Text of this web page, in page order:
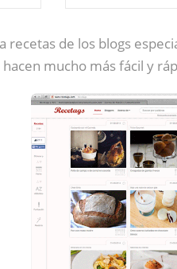
de los blogs
mucho más fácil y